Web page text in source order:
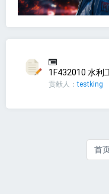
1F432010 水利
贡献人：testking
首